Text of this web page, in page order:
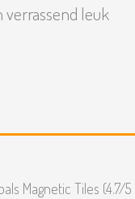
verrassend leuk
Magnetic Tiles (4.7/